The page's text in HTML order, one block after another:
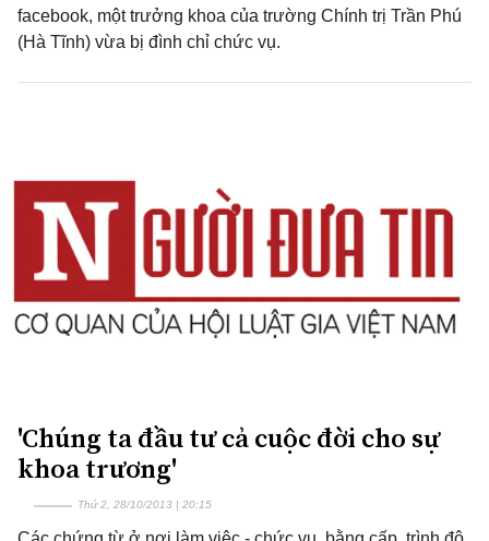
facebook, một trưởng khoa của trường Chính trị Trần Phú
(Hà Tĩnh) vừa bị đình chỉ chức vụ.
'Chúng ta đầu tư cả cuộc đời cho sự
khoa trương'
Thứ 2, 28/10/2013 | 20:15